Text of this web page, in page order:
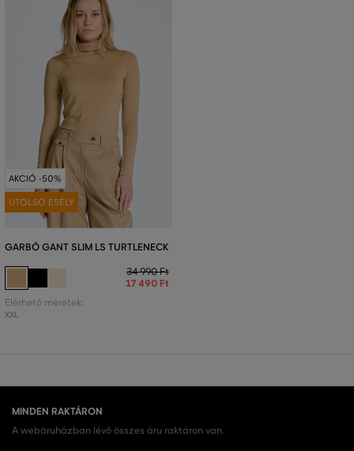
AKCIÓ -50%
UTOLSÓ ESÉLY
GARBÓ GANT SLIM LS TURTLENECK
34 990 Ft
17 490 Ft
Elérhető méretek:
XXL
MINDEN RAKTÁRON
A webáruházban lévő összes áru raktáron van.